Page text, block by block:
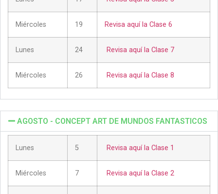
Miércoles 19 Revisa aquí la Clase 6
Lunes 24 Revisa aquí la Clase 7
Miércoles 26 Revisa aquí la Clase 8
AGOSTO - CONCEPT ART DE MUNDOS FANTASTICOS
Lunes 5 Revisa aquí la Clase 1
Miércoles 7 Revisa aquí la Clase 2